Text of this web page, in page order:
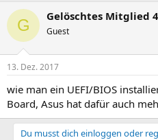
G Gelöschtes Mitglied
Guest
13. Dez. 2017
wie man ein UEFI/BIOS
Board, Asus hat dafür auch
Du musst dich einloggen oder